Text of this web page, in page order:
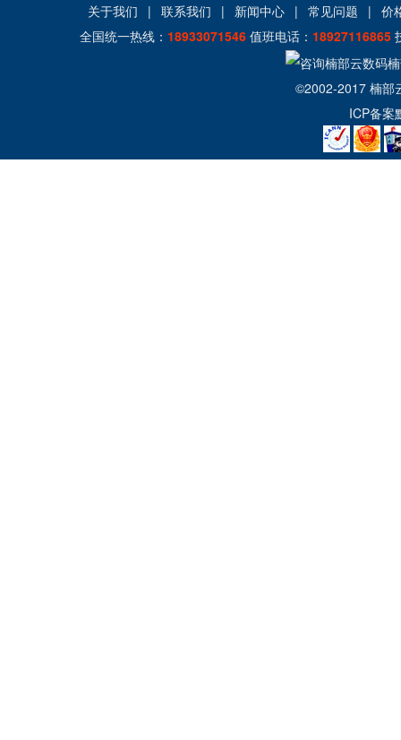
关于我们 | 联系我们 | 新闻中心 | 常见问题 | 价
全国统一热线： 18933071546 值班电话： 18927116865
©2002-2017楠部
ICP备案